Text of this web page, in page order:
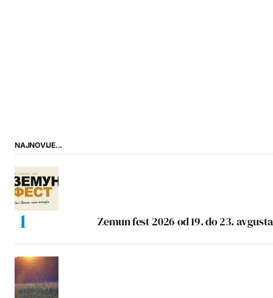
NAJNOVIJE...
Zemun fest 2026 od 19. do 23. avgusta